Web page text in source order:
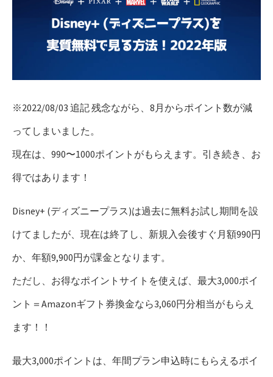
※2022/08/03 追記 残念ながら、8月からポイント数が減
ってしまいました。
現在は、990〜1000ポイントがもらえます。引き続き、お
得ではあります！
Disney+ (ディズニープラス)は過去に無料お試し期間を設
けてましたが、現在は終了し、新規入会後すぐ月額990円
か、年額9,900円が課金となります。
ただし、お得なポイントサイトを使えば、最大3,000ポイ
ント＝Amazonギフト券換金なら3,060円分相当がもらえ
ます！！
最大3,000ポイントは、年間プラン申込時にもらえるポイ